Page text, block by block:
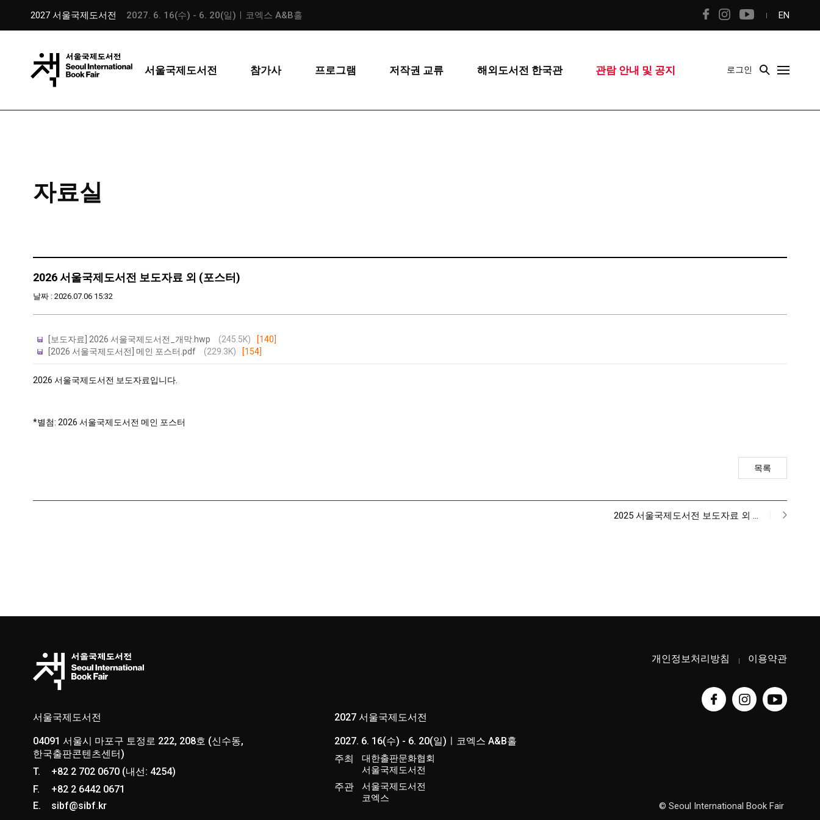
2027 서울국제도서전 2027. 6. 16(수) - 6. 20(일)ㅣ코엑스 A&B홀 EN
서울국제도서전 참가사 프로그램 저작권 교류 해외도서전 한국관 관람 안내 및 공지 로그인
자료실
2026 서울국제도서전 보도자료 외 (포스터)
날짜 : 2026.07.06 15:32
[보도자료] 2026 서울국제도서전_개막.hwp (245.5K)
[140]
[2026 서울국제도서전] 메인 포스터.pdf
(229.3K) [154]
2026 서울국제도서전 보도자료입니다.
*별첨: 2026 서울국제도서전 메인 포스터
목록
2025 서울국제도서전 보도자료 외 …
개인정보처리방침 이용약관
서울국제도서전
04091 서울시 마포구 토정로 222, 208호 (신수동,
한국출판콘텐츠센터)
T.
+82 2 702 0670 (내선: 4254)
F.
+82 2 6442 0671
E.
sibf@sibf.kr
2027 서울국제도서전
2027. 6. 16(수) - 6. 20(일)ㅣ코엑스 A&B홀
주최
대한출판문화협회
서울국제도서전
주관
서울국제도서전
코엑스
© Seoul International Book Fair